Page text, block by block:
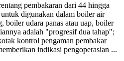
pembakaran dari 44 hingga
digunakan dalam boiler air
boiler udara panas atau uap, boiler
adalah "progresif dua tahap";
kontrol pengaman pembakar
indikasi pengoperasian ...